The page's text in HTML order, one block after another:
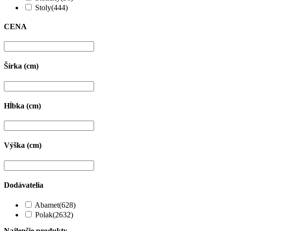
Stoly(444)
CENA
Šírka (cm)
Hĺbka (cm)
Výška (cm)
Dodávatelia
Abamet(628)
Polak(2632)